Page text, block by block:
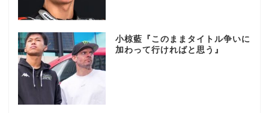
小椋藍『このままタイトル争いに
加わって行ければと思う』